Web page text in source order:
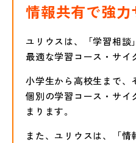
情報共有で強力
ユリウスは、「学習相談
最適な学習コース・サイ
小学生から高校生まで、
個別の学習コース・サイ
まります。
また、ユリウスは、「情